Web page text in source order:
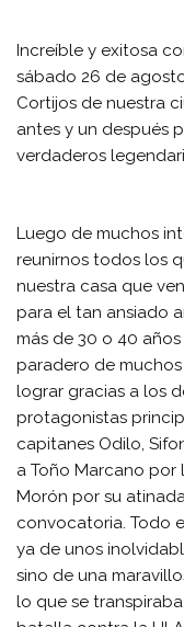
Increíble y exitosa
sábado 26 de
Cortijos de nuestra
antes y un después
verdaderos
Luego de muchos
reunirnos todos los
nuestra casa que
para el tan ansiado
más de 30 o 40
paradero de
lograr gracias a los
protagonistas
capitanes Odilo,
a Toño Marcano
Morón por su
convocatoria. Todo
ya de unos
sino de una
lo que se